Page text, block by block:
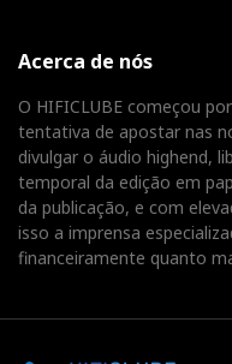
Acerca de nós
O HIFICLUBE começou
tentativa de apostar nas
divulgar o áudio highend,
temporal da edição em
da publicação, e com
isso a imprensa
financeiramente quanto